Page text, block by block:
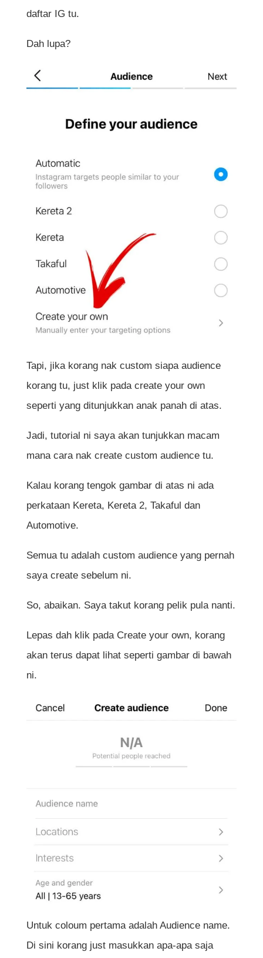
daftar IG tu.
Dah lupa?
Tapi, jika korang nak custom siapa audience
korang tu, just klik pada create your own
seperti yang ditunjukkan anak panah di atas.
Jadi, tutorial ni saya akan tunjukkan macam
mana cara nak create custom audience tu.
Kalau korang tengok gambar di atas ni ada
perkataan Kereta, Kereta 2, Takaful dan
Automotive.
Semua tu adalah custom audience yang pernah
saya create sebelum ni.
So, abaikan. Saya takut korang pelik pula nanti.
Lepas dah klik pada Create your own, korang
akan terus dapat lihat seperti gambar di bawah
ni.
Untuk coloum pertama adalah Audience name.
Di sini korang just masukkan apa-apa saja